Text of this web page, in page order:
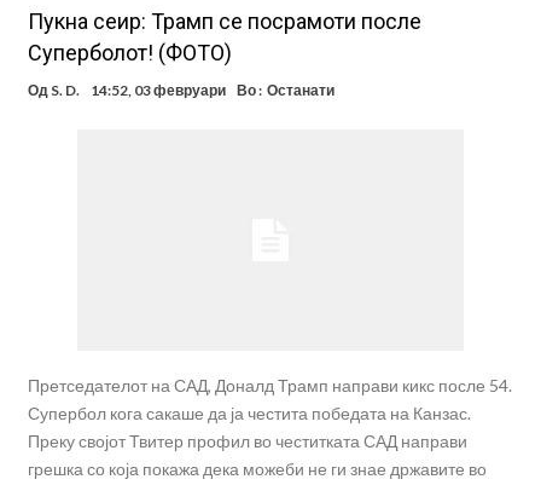
Пукна сеир: Трамп се посрамоти после
Суперболот! (ФОТО)
Од S. D. 14:52, 03 февруари Во : Останати
Претседателот на САД, Доналд Трамп направи кикс после 54.
Супербол кога сакаше да ја честита победата на Канзас.
Преку својот Твитер профил во честитката САД направи
грешка со која покажа дека можеби не ги знае државите во